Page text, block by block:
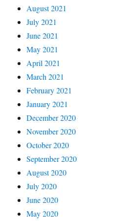
August 2021
July 2021
June 2021
May 2021
April 2021
March 2021
February 2021
January 2021
December 2020
November 2020
October 2020
September 2020
August 2020
July 2020
June 2020
May 2020